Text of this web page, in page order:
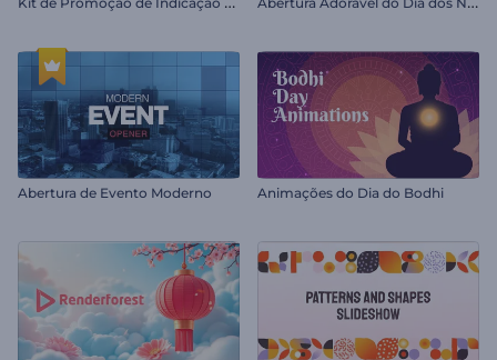
Abertura de Evento Moderno Animações do Dia do Bodhi